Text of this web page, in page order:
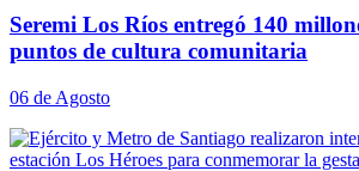
Seremi Los Ríos entregó 140
puntos de cultura comunitaria
06 de Agosto